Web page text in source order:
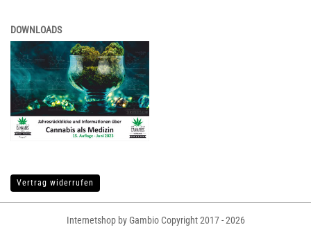
DOWNLOADS
Vertrag widerrufen
Internetshop by Gambio Copyright 2017 - 2026